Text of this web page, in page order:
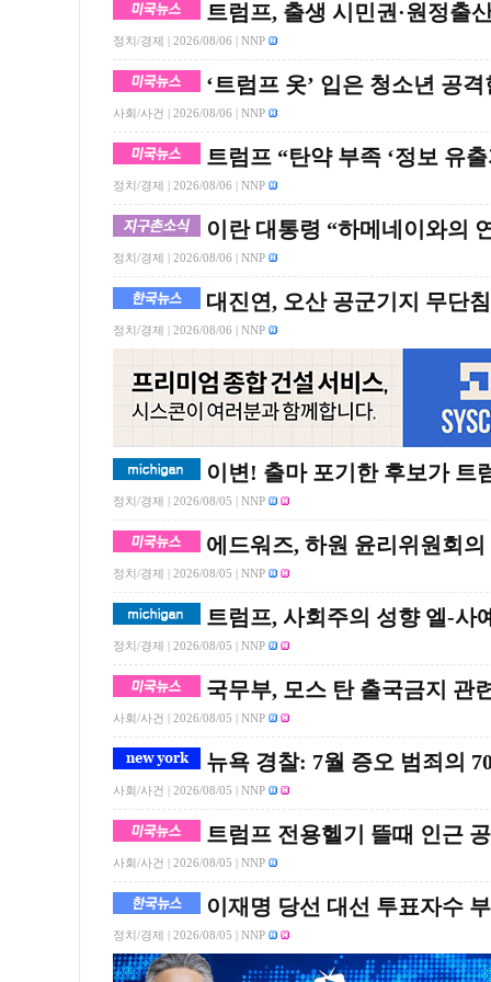
트럼프, 출생 시민권·원정출
정치/경제 | 2026/08/06 | NNP
‘트럼프 옷’ 입은 청소년 공
사회/사건 | 2026/08/06 | NNP
트럼프 “탄약 부족 ‘정보 유
정치/경제 | 2026/08/06 | NNP
이란 대통령 “하메네이와의
정치/경제 | 2026/08/06 | NNP
대진연, 오산 공군기지 무단
정치/경제 | 2026/08/06 | NNP
이변! 출마 포기한 후보가 트
정치/경제 | 2026/08/05 | NNP
에드워즈, 하원 윤리위원회
정치/경제 | 2026/08/05 | NNP
트럼프, 사회주의 성향 엘-사
정치/경제 | 2026/08/05 | NNP
국무부, 모스 탄 출국금지 관
사회/사건 | 2026/08/05 | NNP
뉴욕 경찰: 7월 증오 범죄의
사회/사건 | 2026/08/05 | NNP
트럼프 전용헬기 뜰때 인근
사회/사건 | 2026/08/05 | NNP
이재명 당선 대선 투표자수
정치/경제 | 2026/08/05 | NNP